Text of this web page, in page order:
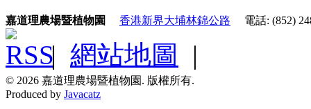
嘉道理農場暨植物園 香港新界大埔林錦公路 電話: (852)
| 網站地圖 |
© 2026 嘉道理農場暨植物園. 版權所有.
Produced by Javacatz